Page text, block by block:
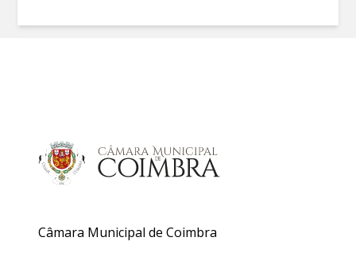
Câmara Municipal de Coimbra